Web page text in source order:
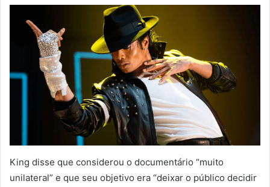
King disse que considerou o documentário “muito
unilateral” e que seu objetivo era “deixar o público decidir